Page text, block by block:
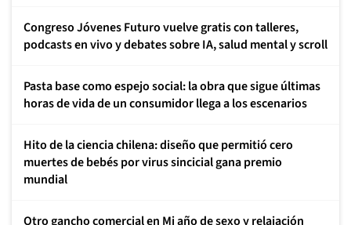
Congreso Jóvenes Futuro vuelve gratis con talleres,
podcasts en vivo y debates sobre IA, salud mental y scroll
Pasta base como espejo social: la obra que sigue últimas
horas de vida de un consumidor llega a los escenarios
Hito de la ciencia chilena: diseño que permitió cero
muertes de bebés por virus sincicial gana premio
mundial
Otro gancho comercial en Mi año de sexo y relajación